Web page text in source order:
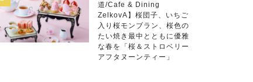
道/Cafe & Dining
ZelkovA】桜団子、いちご
入り桜モンブラン、桜色の
たい焼き最中とともに優雅
な春を「桜＆ストロベリー
アフタヌーンティー」